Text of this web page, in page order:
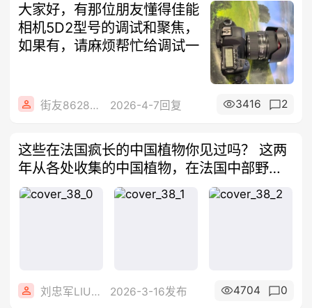
大家好，有那位朋友懂得佳能
相机5D2型号的调试和聚焦，
如果有，请麻烦帮忙给调试一
街友86288856 2026-4-7回复 3416 2
这些在法国疯长的中国植物你见过吗？ 这两
年从各处收集的中国植物，在法国中部野蛮
生
刘忠军LIUTjer 2026-3-16发布 4704 0